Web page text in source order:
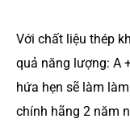
Với chất liệu thép
quả năng lượng: A
hứa hẹn sẽ làm
chính hãng 2 năm